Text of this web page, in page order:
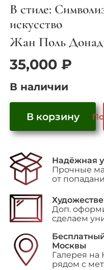
В стиле:
искусство
Жан Поль
35,000₽
В наличии
Количество
"Butterfly"
В корзину
Надёжная
Прочные
от
Доп.
сделаем
Москвы
Галерея на
рядом с